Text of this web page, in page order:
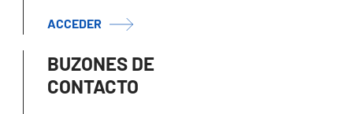
ACCEDER
BUZONES DE
CONTACTO